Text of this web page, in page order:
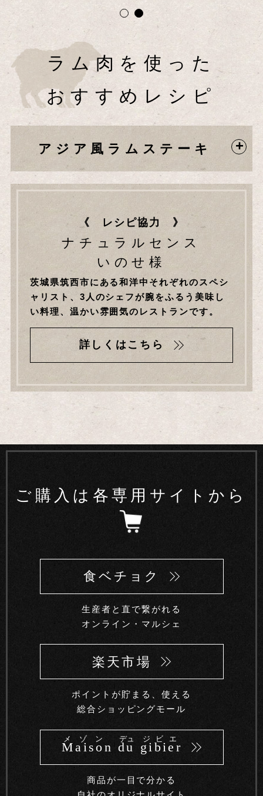
ラム肉を使った
おすすめレシピ
アジア風ラムステーキ
《 レシピ協力 》
ナチュラルセンス
いのせ様
茨城県筑西市にある和洋中それぞれのスペシ
ャリスト、3人のシェフが腕をふるう美味し
い料理、温かい雰囲気のレストランです。
詳しくはこちら
ご購入は各専用サイトから
食ベチョク
生産者と直で繋がれる
オンライン・マルシェ
楽天市場
ポイントが貯まる、使える
総合ショッピングモール
Maison du gibier
メゾン デュ ジビエ
商品が一目で分かる